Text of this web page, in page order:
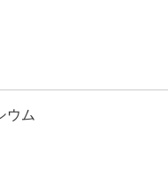
ウム